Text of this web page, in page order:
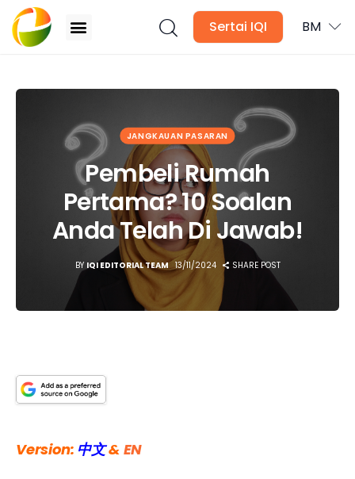
Sertai IQI BM
Blog
Surat Berita
Kandungan Media
Asas Hartanah
Pasaran Global
JANGKAUAN PASARAN
Pembeli Rumah
Pertama? 10 Soalan
Anda Telah Di Jawab!
BY IQI EDITORIAL TEAM 13/11/2024 SHARE POST
Version: 中文 & EN